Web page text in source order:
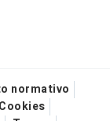
normativo